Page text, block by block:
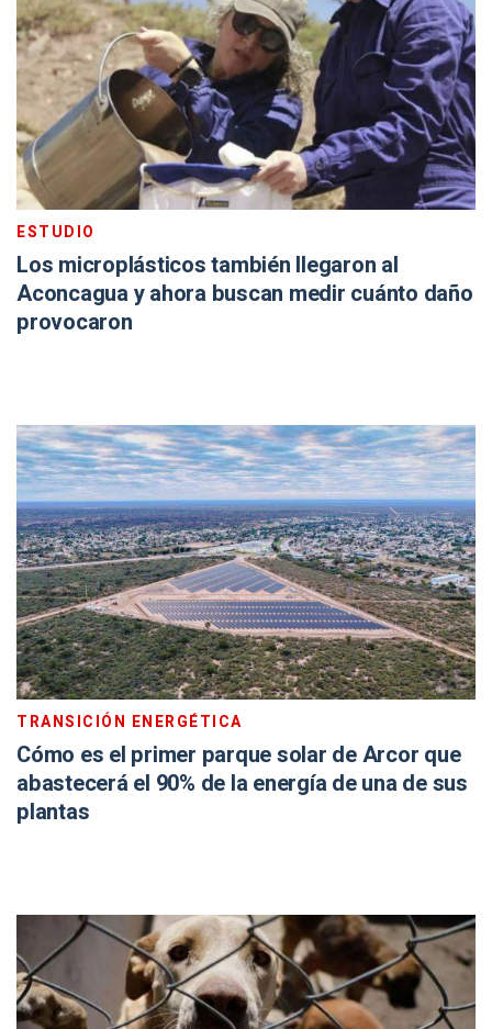
ESTUDIO
Los microplásticos también llegaron al
Aconcagua y ahora buscan medir cuánto daño
provocaron
TRANSICIÓN ENERGÉTICA
Cómo es el primer parque solar de Arcor que
abastecerá el 90% de la energía de una de sus
plantas